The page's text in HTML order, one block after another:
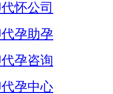
怀公司
孕助孕
孕咨询
孕中心